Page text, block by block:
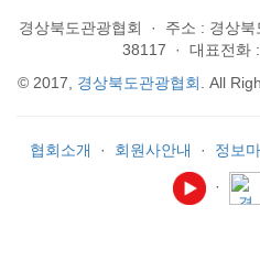
경상북도관광협회 ·
주소 : 경상
38117
·
대표전화
© 2017, 경상북도관광협회 . All
협회소개 · 회원사안내 · 정보
·